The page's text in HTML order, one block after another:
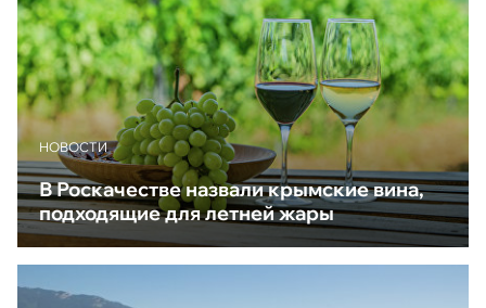
НОВОСТИ
В Роскачестве назвали крымские вина,
подходящие для летней жары